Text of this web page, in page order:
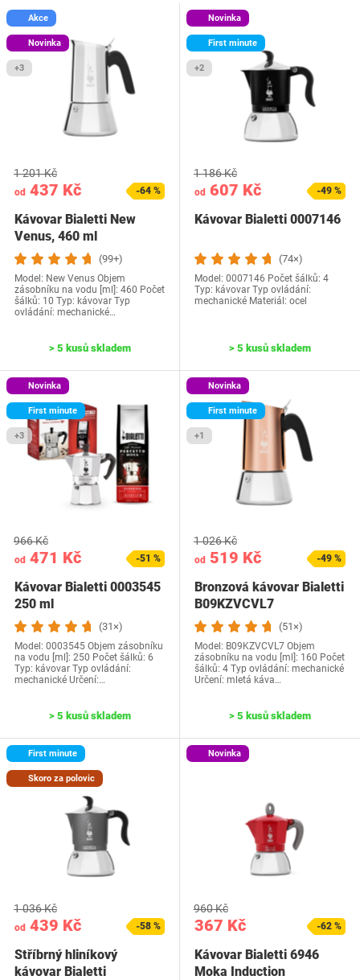
Akce
Novinka
+3
od 437 Kč
1 201 Kč
-64 %
Kávovar Bialetti New
Venus, 460 ml
(99+)
Model: New Venus Objem
zásobníku na vodu [ml]: 460 Počet
šálků: 10 Typ: kávovar Typ
ovládání: mechanické…
> 5 kusů skladem
Novinka
First minute
+2
od 607 Kč
1 186 Kč
-49 %
Kávovar Bialetti 0007146
(74×)
Model: ‎0007146 Počet šálků: 4
Typ: kávovar Typ ovládání:
mechanické Materiál: ocel
> 5 kusů skladem
Novinka
First minute
+3
od 471 Kč
966 Kč
-51 %
Kávovar Bialetti 0003545
250 ml
(31×)
Model: 0003545 Objem zásobníku
na vodu [ml]: 250 Počet šálků: 6
Typ: kávovar Typ ovládání:
mechanické Určení:…
> 5 kusů skladem
Novinka
First minute
+1
od 519 Kč
1 026 Kč
-49 %
Bronzová kávovar Bialetti
B09KZVCVL7
(51×)
Model: B09KZVCVL7 Objem
zásobníku na vodu [ml]: 160 Počet
šálků: 4 Typ ovládání: mechanické
Určení: mletá káva…
> 5 kusů skladem
First minute
Skoro za polovic
od 439 Kč
1 036 Kč
-58 %
Stříbrný hliníkový
kávovar Bialetti
Novinka
367 Kč
960 Kč
-62 %
Kávovar Bialetti 6946
Moka Induction